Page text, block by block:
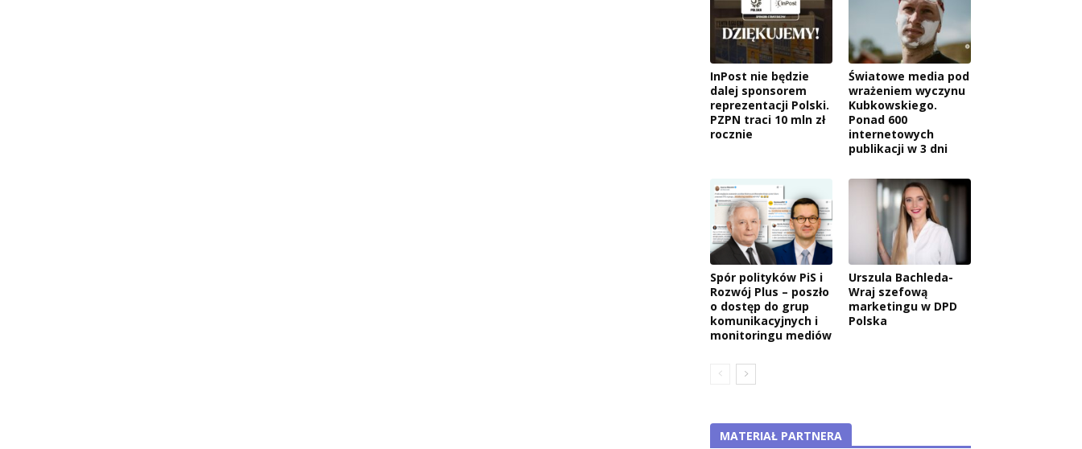
InPost nie będzie
dalej sponsorem
reprezentacji Polski.
PZPN traci 10 mln zł
rocznie
Światowe media pod
wrażeniem wyczynu
Kubkowskiego.
Ponad 600
internetowych
publikacji w 3 dni
Spór polityków PiS i
Rozwój Plus – poszło
o dostęp do grup
komunikacyjnych i
monitoringu mediów
Urszula Bachleda-
Wraj szefową
marketingu w DPD
Polska
MATERIAŁ PARTNERA